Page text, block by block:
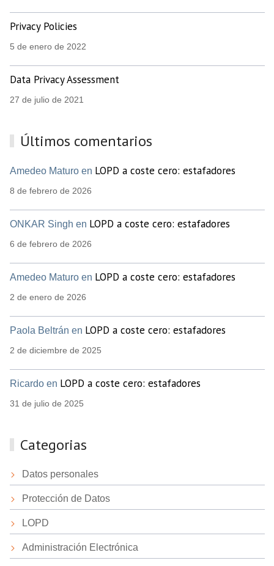
Privacy Policies
5 de enero de 2022
Data Privacy Assessment
27 de julio de 2021
Últimos comentarios
Amedeo Maturo en LOPD a coste cero: estafadores
8 de febrero de 2026
ONKAR Singh en LOPD a coste cero: estafadores
6 de febrero de 2026
Amedeo Maturo en LOPD a coste cero: estafadores
2 de enero de 2026
Paola Beltrán en LOPD a coste cero: estafadores
2 de diciembre de 2025
Ricardo en LOPD a coste cero: estafadores
31 de julio de 2025
Categorias
Datos personales
Protección de Datos
LOPD
Administración Electrónica